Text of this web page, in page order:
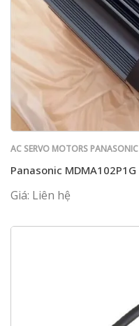
AC SERVO MOTORS PANASONIC
Panasonic MDMA102P1G
Giá: Liên hệ